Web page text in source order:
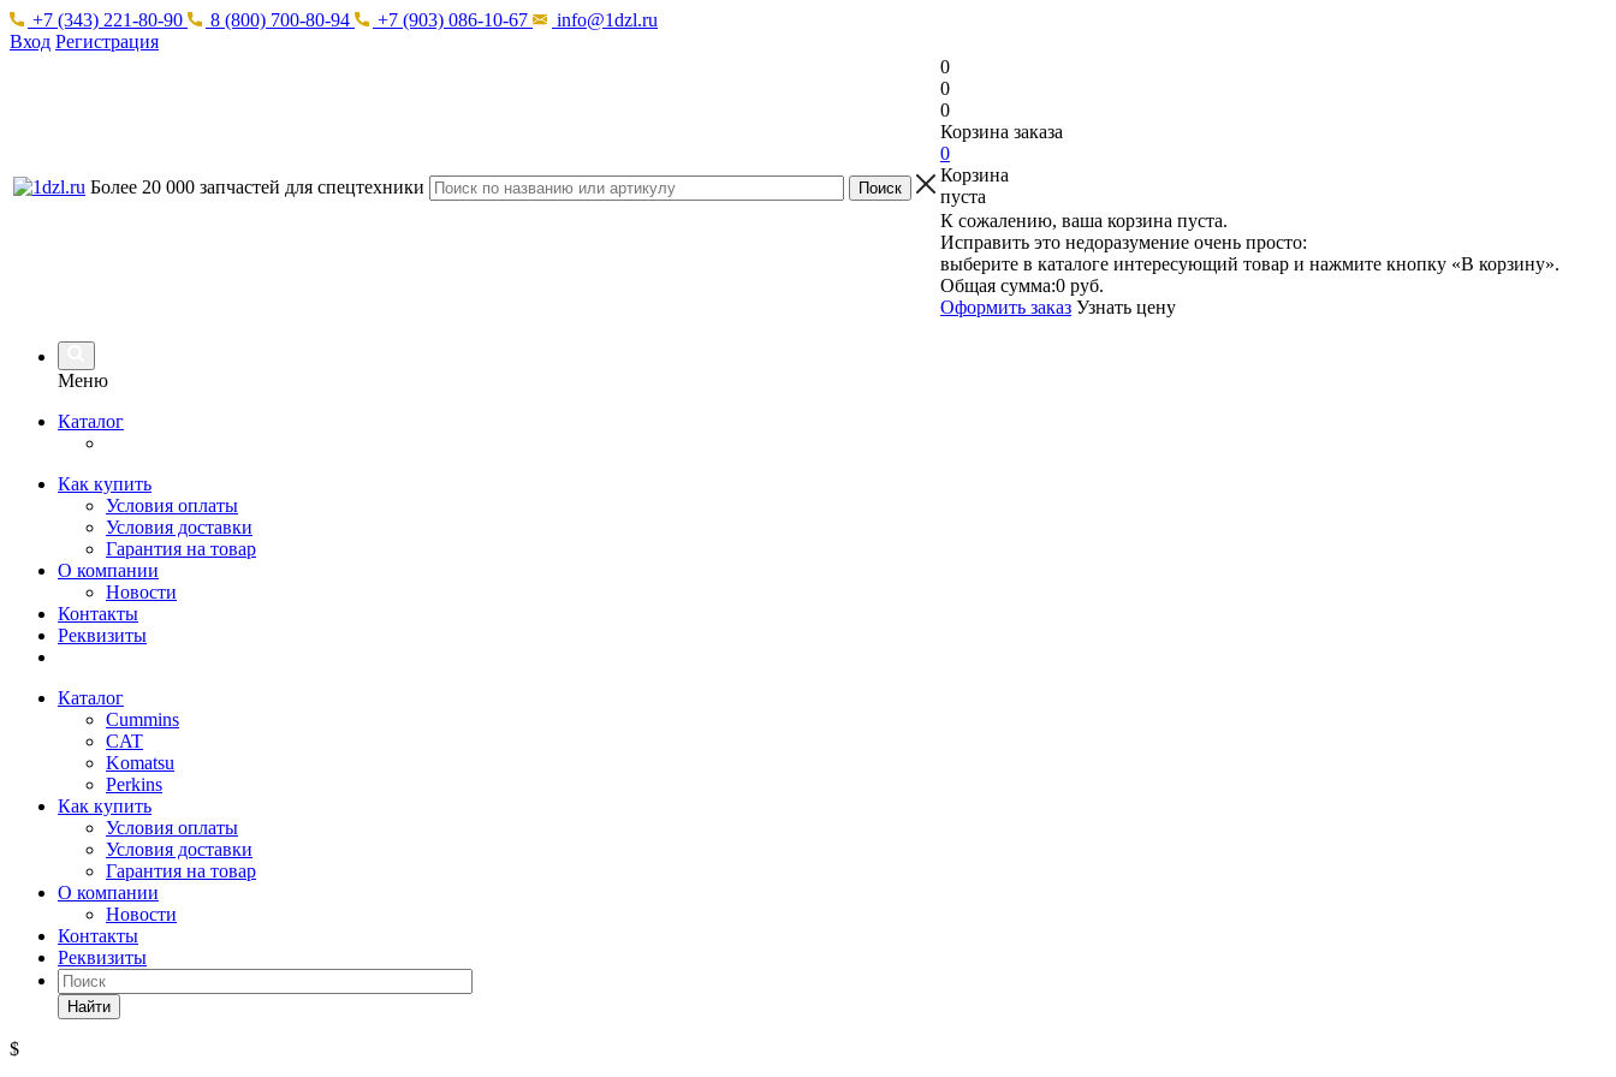
+7 (343) 221-80-90 8 (800) 700-80-94 +7 (903) 086-10-67
info@1dzl.ru
Вход Регистрация
Более 20 000 запчастей для спецтехники
0
0
0
Корзина заказа
0
Корзина
пуста
К сожалению, ваша корзина пуста.
Исправить это недоразумение очень просто:
выберите в каталоге интересующий товар и нажмите кнопку «В корзину».
Общая сумма:0 руб.
Оформить заказ Узнать цену
Меню
Каталог
Как купить
Условия оплаты
Условия доставки
Гарантия на товар
О компании
Новости
Контакты
Реквизиты
Каталог
Cummins
CAT
Komatsu
Perkins
Как купить
Условия оплаты
Условия доставки
Гарантия на товар
О компании
Новости
Контакты
Реквизиты
Найти
$